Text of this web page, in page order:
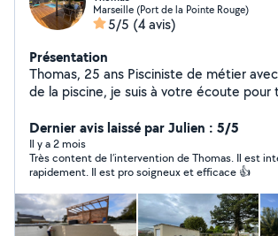
Marseille (Port de la Pointe Rouge)
5/5 (4 avis)
Présentation
Thomas, 25 ans Pisciniste de métier avec un BP métiers
de la piscine, je suis à votre écoute pour
Message avec demande par sms )
Dernier avis laissé par Julien : 5/5
Il y a 2 mois
Très content de l’intervention de Thomas. Il est
rapidement. Il est pro soigneux et efficace 👍